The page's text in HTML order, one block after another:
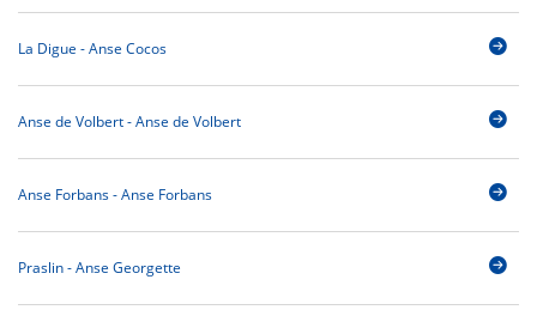
La Digue - Anse Cocos
Anse de Volbert - Anse de Volbert
Anse Forbans - Anse Forbans
Praslin - Anse Georgette